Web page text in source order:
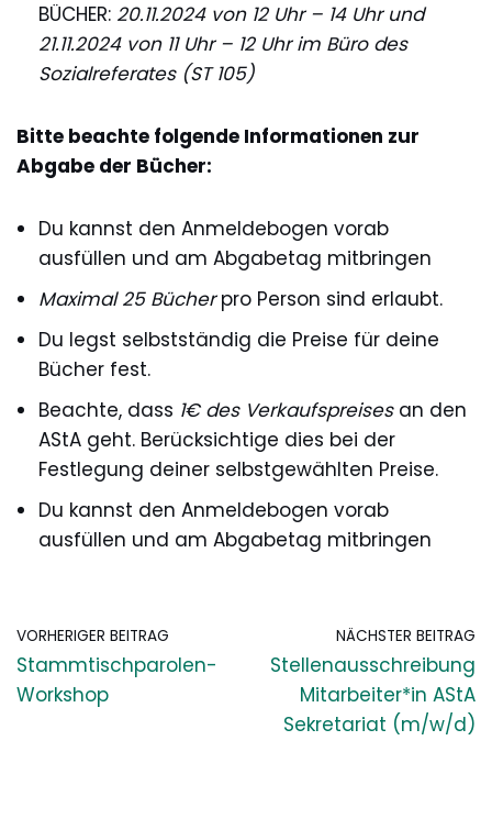
BÜCHER: 20.11.2024 von 12 Uhr – 14 Uhr und
21.11.2024 von 11 Uhr – 12 Uhr im Büro des
Sozialreferates (ST 105)
Bitte beachte folgende Informationen zur
Abgabe der Bücher:
Du kannst den Anmeldebogen vorab
ausfüllen und am Abgabetag mitbringen
Maximal 25 Bücherpro Person sind erlaubt.
Du legst selbstständig die Preise für deine
Bücher fest.
Beachte, dass 1€ des Verkaufspreisesan den
AStA geht. Berücksichtige dies bei der
Festlegung deiner selbstgewählten Preise.
Du kannst den Anmeldebogen vorab
ausfüllen und am Abgabetag mitbringen
VORHERIGER BEITRAG
Stammtischparolen-
Workshop
NÄCHSTER BEITRAG
Stellenausschreibung
Mitarbeiter*in AStA
Sekretariat (m/w/d)